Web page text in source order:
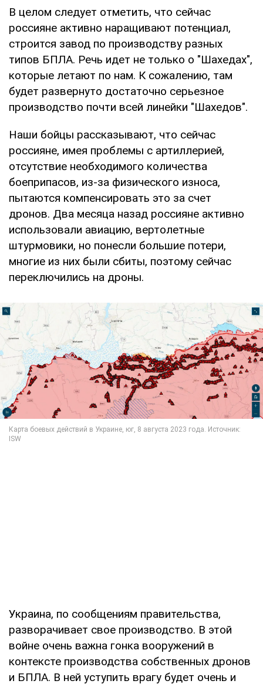
В целом следует отметить, что сейчас
россияне активно наращивают потенциал,
строится завод по производству разных
типов БПЛА. Речь идет не только о "Шахедах",
которые летают по нам. К сожалению, там
будет развернуто достаточно серьезное
производство почти всей линейки "Шахедов".
Наши бойцы рассказывают, что сейчас
россияне, имея проблемы с артиллерией,
отсутствие необходимого количества
боеприпасов, из-за физического износа,
пытаются компенсировать это за счет
дронов. Два месяца назад россияне активно
использовали авиацию, вертолетные
штурмовики, но понесли большие потери,
многие из них были сбиты, поэтому сейчас
переключились на дроны.
Украина, по сообщениям правительства,
разворачивает свое производство. В этой
войне очень важна гонка вооружений в
контексте производства собственных дронов
и БПЛА. В ней уступить врагу будет очень и